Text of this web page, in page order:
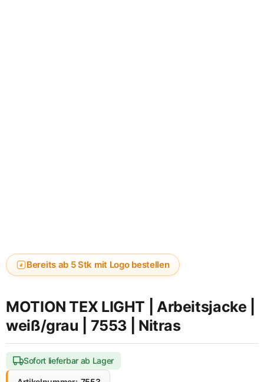
Bereits ab 5 Stk mit Logo bestellen
MOTION TEX LIGHT | Arbeitsjacke |
weiß/grau | 7553 | Nitras
Sofort lieferbar ab Lager